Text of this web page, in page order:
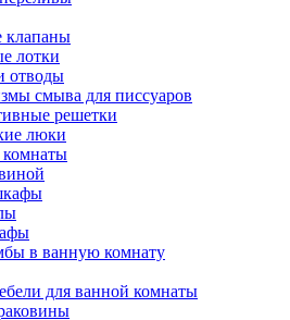
клапаны
лотки
отводы
смыва для писсуаров
решетки
люки
комнаты
в ванную комнату
для ванной комнаты